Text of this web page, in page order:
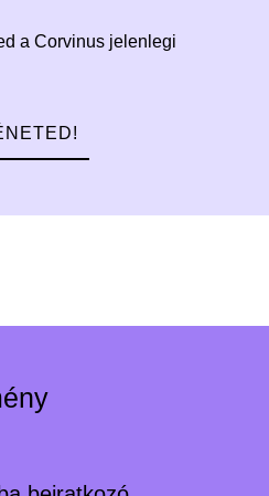
a Corvinus jelenlegi